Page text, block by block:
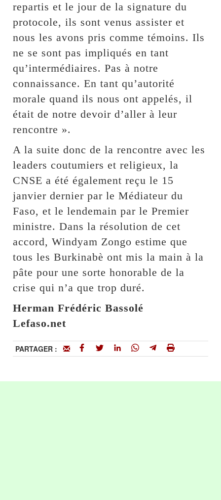
repartis et le jour de la signature du
protocole, ils sont venus assister et
nous les avons pris comme témoins. Ils
ne se sont pas impliqués en tant
qu’intermédiaires. Pas à notre
connaissance. En tant qu’autorité
morale quand ils nous ont appelés, il
était de notre devoir d’aller à leur
rencontre ».
A la suite donc de la rencontre avec les
leaders coutumiers et religieux, la
CNSE a été également reçu le 15
janvier dernier par le Médiateur du
Faso, et le lendemain par le Premier
ministre. Dans la résolution de cet
accord, Windyam Zongo estime que
tous les Burkinabè ont mis la main à la
pâte pour une sorte honorable de la
crise qui n’a que trop duré.
Herman Frédéric Bassolé
Lefaso.net
PARTAGER :